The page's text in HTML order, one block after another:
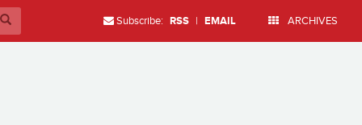
Subscribe: RSS | EMAIL ARCHIVES